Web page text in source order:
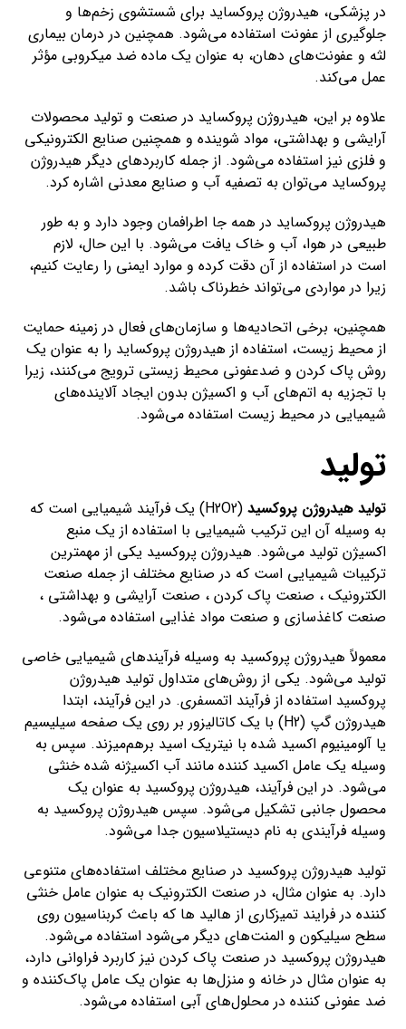
در پزشکی، هیدروژن پروکساید برای شستشوی زخم‌ها و
جلوگیری از عفونت استفاده می‌شود. همچنین در درمان بیماری
لثه و عفونت‌های دهان، به عنوان یک ماده ضد میکروبی مؤثر
عمل می‌کند.
علاوه بر این، هیدروژن پروکساید در صنعت و تولید محصولات
آرایشی و بهداشتی، مواد شوینده و همچنین صنایع الکترونیکی
و فلزی نیز استفاده می‌شود. از جمله کاربردهای دیگر هیدروژن
پروکساید می‌توان به تصفیه آب و صنایع معدنی اشاره کرد.
هیدروژن پروکساید در همه جا اطرافمان وجود دارد و به طور
طبیعی در هوا، آب و خاک یافت می‌شود. با این حال، لازم
است در استفاده از آن دقت کرده و موارد ایمنی را رعایت کنیم،
زیرا در مواردی می‌تواند خطرناک باشد.
همچنین، برخی اتحادیه‌ها و سازمان‌های فعال در زمینه حمایت
از محیط زیست، استفاده از هیدروژن پروکساید را به عنوان یک
روش پاک کردن و ضدعفونی محیط زیستی ترویج می‌کنند، زیرا
با تجزیه به اتم‌های آب و اکسیژن بدون ایجاد آلاینده‌های
شیمیایی در محیط زیست استفاده می‌شود.
تولید
تولید هیدروژن پروکسید
(H2O2) یک فرآیند شیمیایی است که
به وسیله آن این ترکیب شیمیایی با استفاده از یک منبع
اکسیژن تولید می‌شود. هیدروژن پروکسید یکی از مهمترین
ترکیبات شیمیایی است که در صنایع مختلف از جمله صنعت
الکترونیک ، صنعت پاک کردن ، صنعت آرایشی و بهداشتی ،
صنعت کاغذسازی و صنعت مواد غذایی استفاده می‌شود.
معمولاً هیدروژن پروکسید به وسیله فرآیندهای شیمیایی خاصی
تولید می‌شود. یکی از روش‌های متداول تولید هیدروژن
پروکسید استفاده از فرآیند اتمسفری. در این فرآیند، ابتدا
هیدروژن گپ (H2) با یک کاتالیزور بر روی یک صفحه سیلیسیم
یا آلومینیوم اکسید شده با نیتریک اسید برهم‌میزند. سپس به
وسیله یک عامل اکسید کننده مانند آب اکسیژنه شده خنثی
می‌شود. در این فرآیند، هیدروژن پروکسید به عنوان یک
محصول جانبی تشکیل می‌شود. سپس هیدروژن پروکسید به
وسیله فرآیندی به نام دیستیلاسیون جدا می‌شود.
تولید هیدروژن پروکسید در صنایع مختلف استفاده‌های متنوعی
دارد. به عنوان مثال، در صنعت الکترونیک به عنوان عامل خنثی
کننده در فرایند تمیزکاری از هالید ها که باعث کربناسیون روی
سطح سیلیکون و المنت‌های دیگر می‌شود استفاده می‌شود.
هیدروژن پروکسید در صنعت پاک کردن نیز کاربرد فراوانی دارد،
به عنوان مثال در خانه و منزل‌ها به عنوان یک عامل پاک‌کننده و
ضد عفونی کننده در محلول‌های آبی استفاده می‌شود.